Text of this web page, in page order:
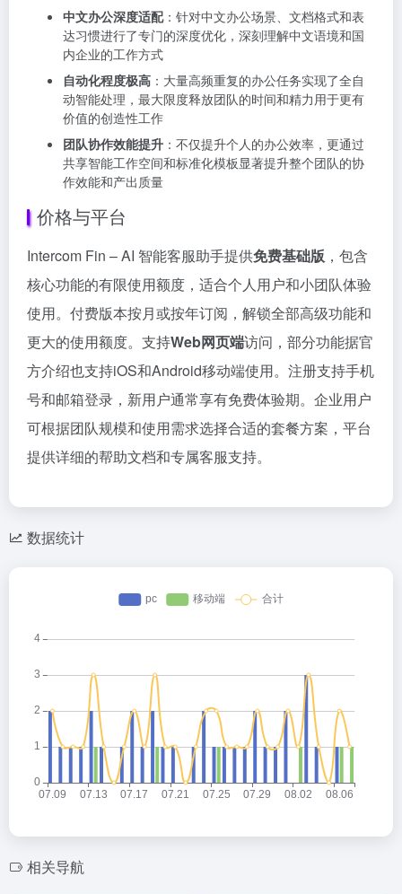
中文办公深度适配：针对中文办公场景、文档格式和表
达习惯进行了专门的深度优化，深刻理解中文语境和国
内企业的工作方式
自动化程度极高 ：大量高频重复的办公任务实现了全自
动智能处理，最大限度释放团队的时间和精力用于更有
价值的创造性工作
团队协作效能提升 ：不仅提升个人的办公效率，更通过
共享智能工作空间和标准化模板显著提升整个团队的协
作效能和产出质量
价格与平台
Intercom Fin – AI 智能客服助手提供免费基础版 ，包含
核心功能的有限使用额度，适合个人用户和小团队体验
使用。付费版本按月或按年订阅，解锁全部高级功能和
更大的使用额度。支持Web网页端访问，部分功能据官
方介绍也支持iOS和Android移动端使用。注册支持手机
号和邮箱登录，新用户通常享有免费体验期。企业用户
可根据团队规模和使用需求选择合适的套餐方案，平台
提供详细的帮助文档和专属客服支持。
数据统计
相关导航